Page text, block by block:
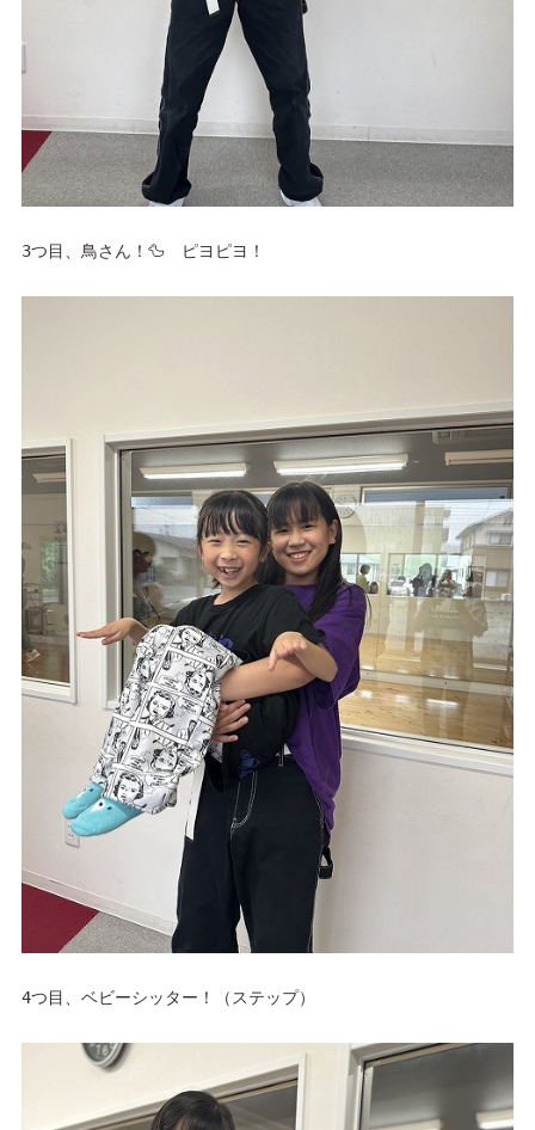
3つ目、鳥さん！🦆　ピヨピヨ！
4つ目、ベビーシッター！（ステップ）